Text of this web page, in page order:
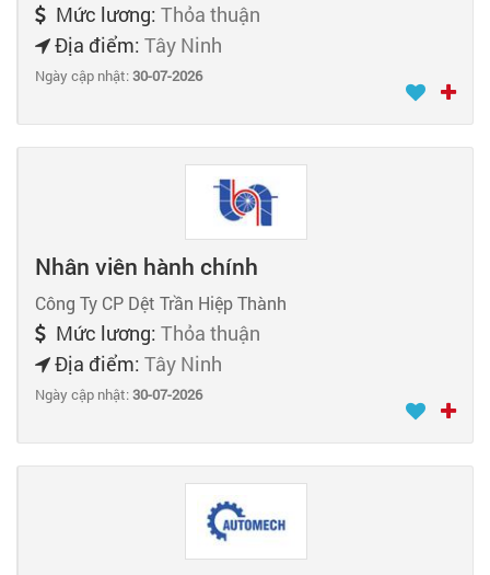
Mức lương: Thỏa thuận
Địa điểm: Tây Ninh
Ngày cập nhật:30-07-2026
Nhân viên hành chính
Công Ty CP Dệt Trần Hiệp Thành
Mức lương: Thỏa thuận
Địa điểm: Tây Ninh
Ngày cập nhật:30-07-2026